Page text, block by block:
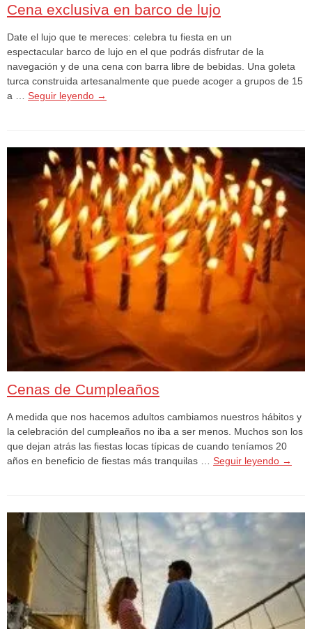
Cena exclusiva en barco de lujo
Date el lujo que te mereces: celebra tu fiesta en un
espectacular barco de lujo en el que podrás disfrutar de la
navegación y de una cena con barra libre de bebidas. Una goleta
turca construida artesanalmente que puede acoger a grupos de 15
a … Seguir leyendo →
Cenas de Cumpleaños
A medida que nos hacemos adultos cambiamos nuestros hábitos y
la celebración del cumpleaños no iba a ser menos. Muchos son los
que dejan atrás las fiestas locas típicas de cuando teníamos 20
años en beneficio de fiestas más tranquilas … Seguir leyendo →